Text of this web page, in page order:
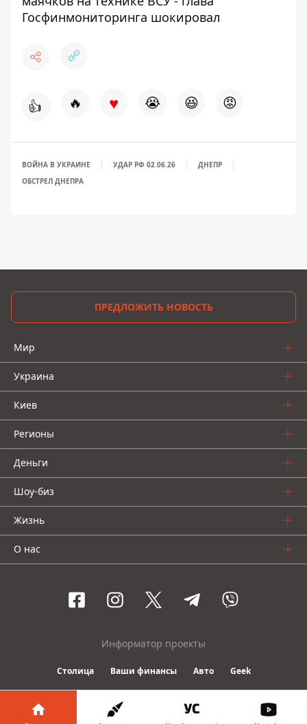
Госфинмониторинга шокировал
👍 🔥 ♥ 😭 😆 😡
ВОЙНА В УКРАИНЕ УДАР РФ 02.06.26
ДНЕПР
ОБСТРЕЛ ДНЕПРА
ПРЕДЛОЖИТЬ НОВОСТЬ
Мир
Украина
Киев
Регионы
Деньги
Шоу-биз
Жизнь
О нас
Информатор проекты
Столица Ваши финансы Авто Geek
© 2016-2026 Informator